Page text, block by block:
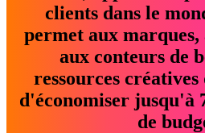
clients dans le
permet aux
aux conteurs de
ressources
d'économiser jusqu'à
de